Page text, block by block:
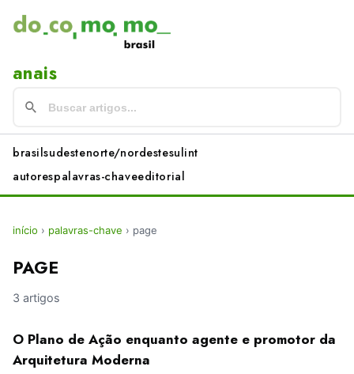
anais
brasilsudestenorte/nordestesulint
autorespalavras-chaveeditorial
início › palavras-chave › page
PAGE
3 artigos
O Plano de Ação enquanto agente e promotor da
Arquitetura Moderna